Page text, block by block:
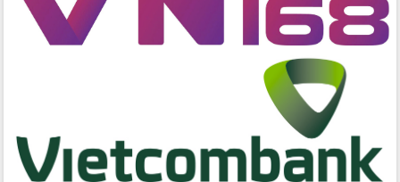
Tổ chức trang trọng Lễ hội Đền thờ
Lương Văn Chánh năm 2026
Chuyển đổi số thư viện: Mở rộng
không gian tri thức trong thời đại số